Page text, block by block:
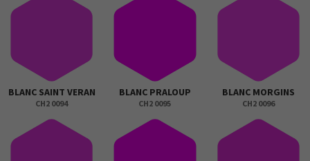
BLANC SAINT VERAN
CH2 0094
BLANC PRALOUP
CH2 0095
BLANC MORGINS
CH2 0096